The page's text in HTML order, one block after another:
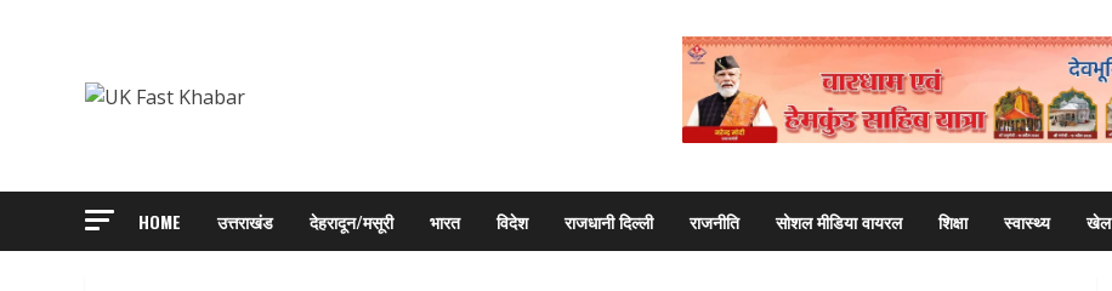
HOME उत्तराखंड देहरादून/मसूरी भारत विदेश राजधानी दिल्ली राजनीति सोशल मीडिया वायरल शिक्षा स्वास्थ्य खेल